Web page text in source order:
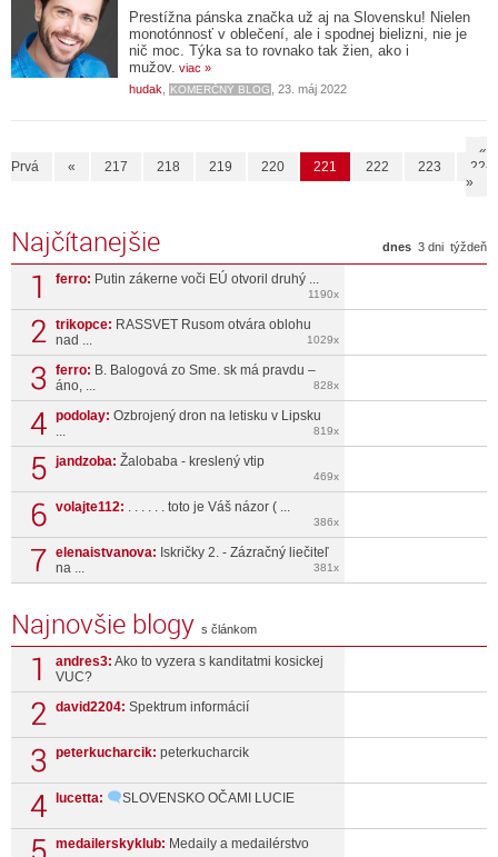
Prestížna pánska značka už aj na Slovensku! Nielen
monotónnosť v oblečení, ale i spodnej bielizni, nie je
nič moc. Týka sa to rovnako tak žien, ako i
mužov. viac »
hudak
KOMERČNÝ BLOG , 23. máj 2022
«
Prvá
« 217 218 219 220 221 222 223
224
»
Najčítanejšie dnes 3 dni týždeň
ferro: Putin zákerne voči EÚ otvoril druhý ...
1190x
trikopce: RASSVET Rusom otvára oblohu
nad ...
1029x
ferro: B. Balogová zo Sme. sk má pravdu –
áno, ...
828x
podolay: Ozbrojený dron na letisku v Lipsku
...
819x
jandzoba: Žalobaba - kreslený vtip
469x
volajte112: . . . . . . toto je Váš názor ( ...
386x
elenaistvanova: Iskričky 2. - Zázračný liečiteľ
na ...
381x
Najnovšie blogy s článkom
andres3: Ako to vyzera s kanditatmi kosickej
VUC?
david2204: Spektrum informácií
peterkucharcik: peterkucharcik
lucetta: SLOVENSKO OČAMI LUCIE
medailerskyklub: Medaily a medailérstvo